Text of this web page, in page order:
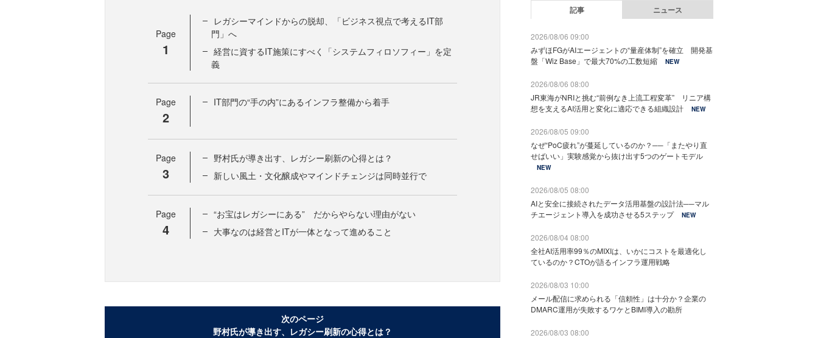
Page
1
レガシーマインドからの脱却、「ビジネス視点で考えるIT部
門」へ
経営に資するIT施策にすべく「システムフィロソフィー」を定
義
Page
2
IT部門の“手の内”にあるインフラ整備から着手
Page
3
野村氏が導き出す、レガシー刷新の心得とは？
新しい風土・文化醸成やマインドチェンジは同時並行で
Page
4
“お宝はレガシーにある” だからやらない理由がない
大事なのは経営とITが一体となって進めること
次のページ
野村氏が導き出す、レガシー刷新の心得とは？
記事 ニュース
2026/08/06 09:00
みずほFGがAIエージェントの“量産体制”を確立 開発基
盤「Wiz Base」で最大70%の工数短縮
NEW
2026/08/06 08:00
JR東海がNRIと挑む“前例なき上流工程変革” リニア構
想を支えるAI活用と変化に適応できる組織設計
NEW
2026/08/05 09:00
なぜ“PoC疲れ”が蔓延しているのか？──「またやり直
せばいい」実験感覚から抜け出す5つのゲートモデル
NEW
2026/08/05 08:00
AIと安全に接続されたデータ活用基盤の設計法──マル
チエージェント導入を成功させる5ステップ
NEW
2026/08/04 08:00
全社AI活用率99％のMIXIは、いかにコストを最適化し
ているのか？CTOが語るインフラ運用戦略
2026/08/03 10:00
メール配信に求められる「信頼性」は十分か？企業の
DMARC運用が失敗するワケとBIMI導入の勘所
2026/08/03 08:00